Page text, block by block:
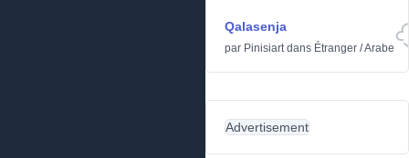
Qalasenja
par Pinisiartdans Étranger /Arabe
Advertisement